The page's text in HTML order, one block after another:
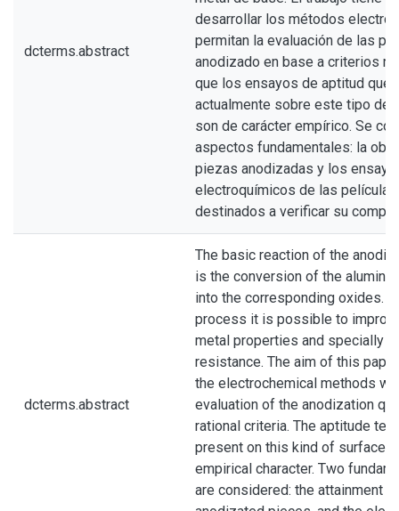
dcterms.abstract
desarrollar los métodos
permitan la evaluación de las
anodizado en base a criterios
que los ensayos de aptitud que
actualmente sobre este tipo de
son de carácter empírico. Se
aspectos fundamentales: la
piezas anodizadas y los
electroquímicos de las
destinados a verificar su
dcterms.abstract
The basic reaction of the
is the conversion of the
into the corresponding oxides.
process it is possible to
metal properties and specially
resistance. The aim of this
the electrochemical methods
evaluation of the anodization
rational criteria. The aptitude
present on this kind of surfaces
empirical character. Two
are considered: the attainment